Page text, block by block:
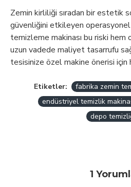
Zemin kirliliği sıradan bir estetik
güvenliğini etkileyen
temizleme makinası bu riski hem
uzun vadede maliyet tasarrufu
tesisinize özel makine önerisi için
Etiketler: fabrika zemin
endüstriyel temizlik
depo
1